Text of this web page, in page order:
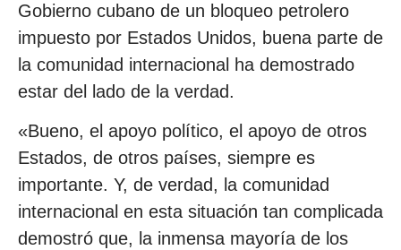
Gobierno cubano de un bloqueo petrolero
impuesto por Estados Unidos, buena parte de
la comunidad internacional ha demostrado
estar del lado de la verdad.
«Bueno, el apoyo político, el apoyo de otros
Estados, de otros países, siempre es
importante. Y, de verdad, la comunidad
internacional en esta situación tan complicada
demostró que, la inmensa mayoría de los